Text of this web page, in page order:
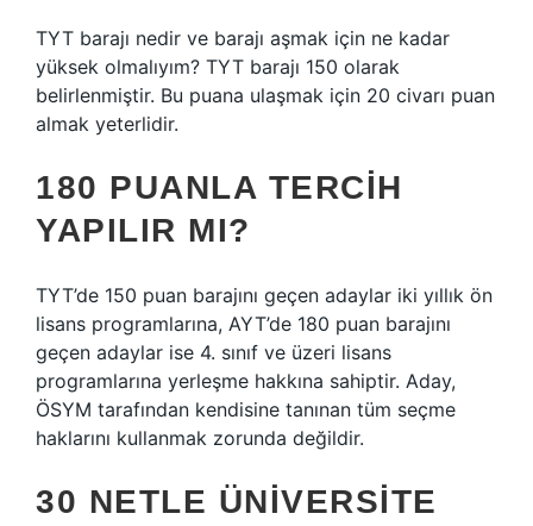
TYT barajı nedir ve barajı aşmak için ne kadar
yüksek olmalıyım? TYT barajı 150 olarak
belirlenmiştir. Bu puana ulaşmak için 20 civarı puan
almak yeterlidir.
180 PUANLA TERCIH
YAPILIR MI?
TYT’de 150 puan barajını geçen adaylar iki yıllık ön
lisans programlarına, AYT’de 180 puan barajını
geçen adaylar ise 4. sınıf ve üzeri lisans
programlarına yerleşme hakkına sahiptir. Aday,
ÖSYM tarafından kendisine tanınan tüm seçme
haklarını kullanmak zorunda değildir.
30 NETLE ÜNIVERSITE